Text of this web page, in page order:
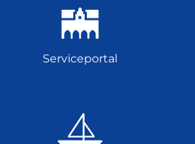
Serviceportal